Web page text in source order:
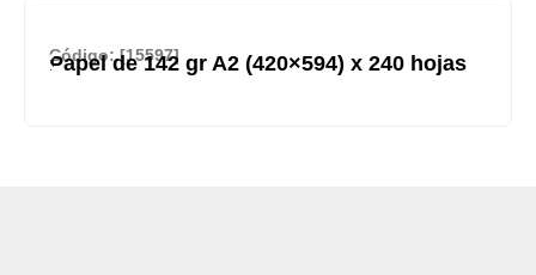
Código: [15597]
Papel de 142 gr A2 (420×594) x 240 hojas